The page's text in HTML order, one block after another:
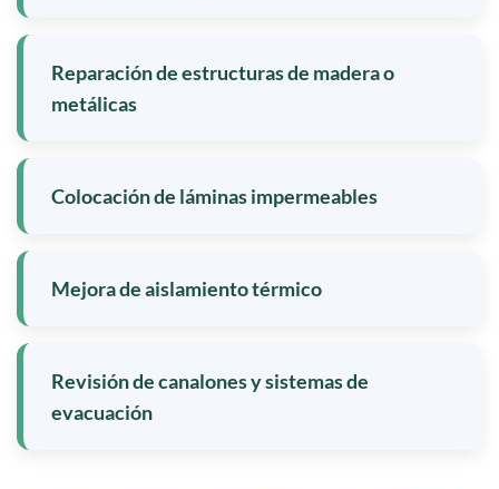
Reparación de estructuras de madera o
metálicas
Colocación de láminas impermeables
Mejora de aislamiento térmico
Revisión de canalones y sistemas de
evacuación